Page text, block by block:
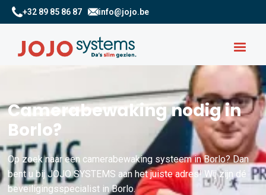
+32 89 85 86 87 info@jojo.be
Camerabewaking nodig in
Borlo?
Op zoek naar een camerabewaking systeem in Borlo? Dan
bent u bij JOJO SYSTEMS aan het juiste adres! Wij zijn dé
beveiligingsspecialist in Borlo.